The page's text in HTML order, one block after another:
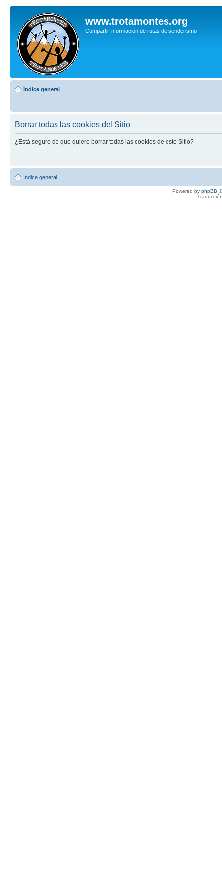
www.trotamontes.org
Compartir información de rutas de senderismo
Índice general
Borrar todas las cookies del Sitio
¿Está seguro de que quiere borrar todas las cookies de este Sitio?
Índice general
Powered by phpBB